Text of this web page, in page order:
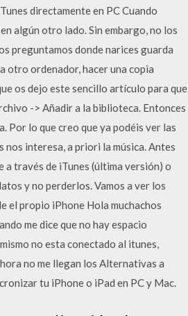
directamente en PC Cuando
algún otro lado. Sin embargo, no los
preguntamos donde narices guarda
otro ordenador, hacer una copia
os dejo este sencillo artículo para que
-> Añadir a la biblioteca. Entonces
Por lo que creo que ya podéis ver las
nos interesa, a priori la música. Antes
a través de iTunes (última versión) o
y no perderlos. Vamos a ver los
el propio iPhone Hola muchachos
me dice que no hay espacio
no esta conectado al itunes,
no me llegan los Alternativas a
tu iPhone o iPad en PC y Mac.